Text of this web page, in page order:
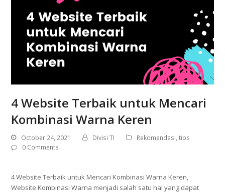
4 Website Terbaik untuk Mencari
Kombinasi Warna Keren
October 24, 2021 Divisi TI Rekomendasi,tips
0 Comments
4 Website Terbaik untuk Mencari Kombinasi Warna Keren,
Website Kombinasi Warna menjadi salah satu hal yang dapat